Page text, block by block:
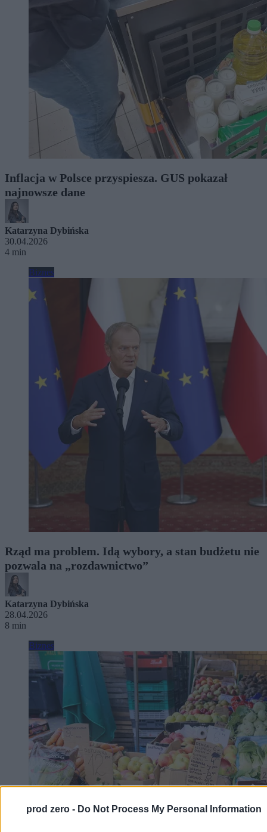
prod zero - Do Not Process My Personal Information
Inflacja w Polsce przyspiesza. GUS pokazał
najnowsze dane
Katarzyna Dybińska
30.04.2026
4 min
Biznes
Rząd ma problem. Idą wybory, a stan budżetu nie
pozwala na „rozdawnictwo”
Katarzyna Dybińska
28.04.2026
8 min
Biznes